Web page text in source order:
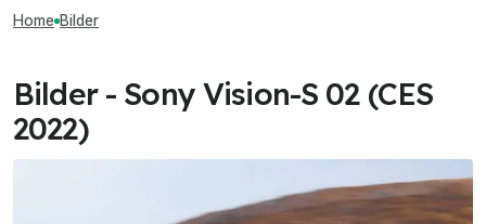
Home Bilder
Bilder - Sony Vision-S 02 (CES
2022)